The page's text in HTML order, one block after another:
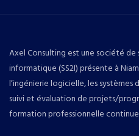
Axel Consulting est une société de
informatique (SS2I) présente à
l’ingénierie logicielle, les
suivi et évaluation de projets/
formation professionnelle